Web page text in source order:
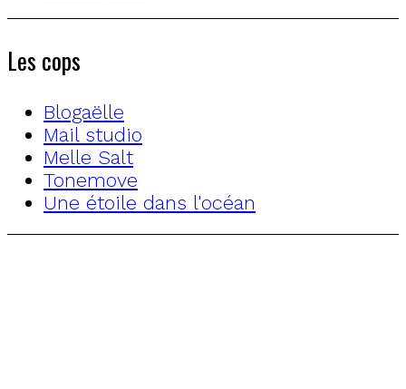
Les cops
Blogaëlle
Mail studio
Melle Salt
Tonemove
Une étoile dans l'océan